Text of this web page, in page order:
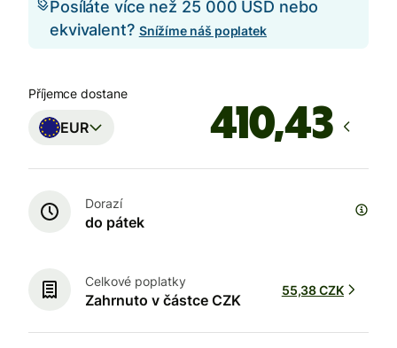
Posíláte více než 25 000 USD nebo
ekvivalent? Snížíme náš poplatek
Příjemce dostane
EUR
Dorazí
do pátek
Celkové poplatky
Zahrnuto v částce CZK
55,38 CZK